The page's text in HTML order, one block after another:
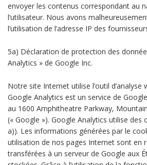
envoyer les contenus correspondant au
l’utilisateur. Nous avons
l’utilisation de l’adresse IP des
5a) Déclaration de protection des
Analytics » de Google Inc.
Notre site Internet utilise l’outil d’analyse
Google Analytics est un service de
au 1600 Amphitheatre Parkway,
(« Google »). Google Analytics utilise des
a)). Les informations générées par le
utilisation de nos pages Internet sont en
transférées à un serveur de Google aux